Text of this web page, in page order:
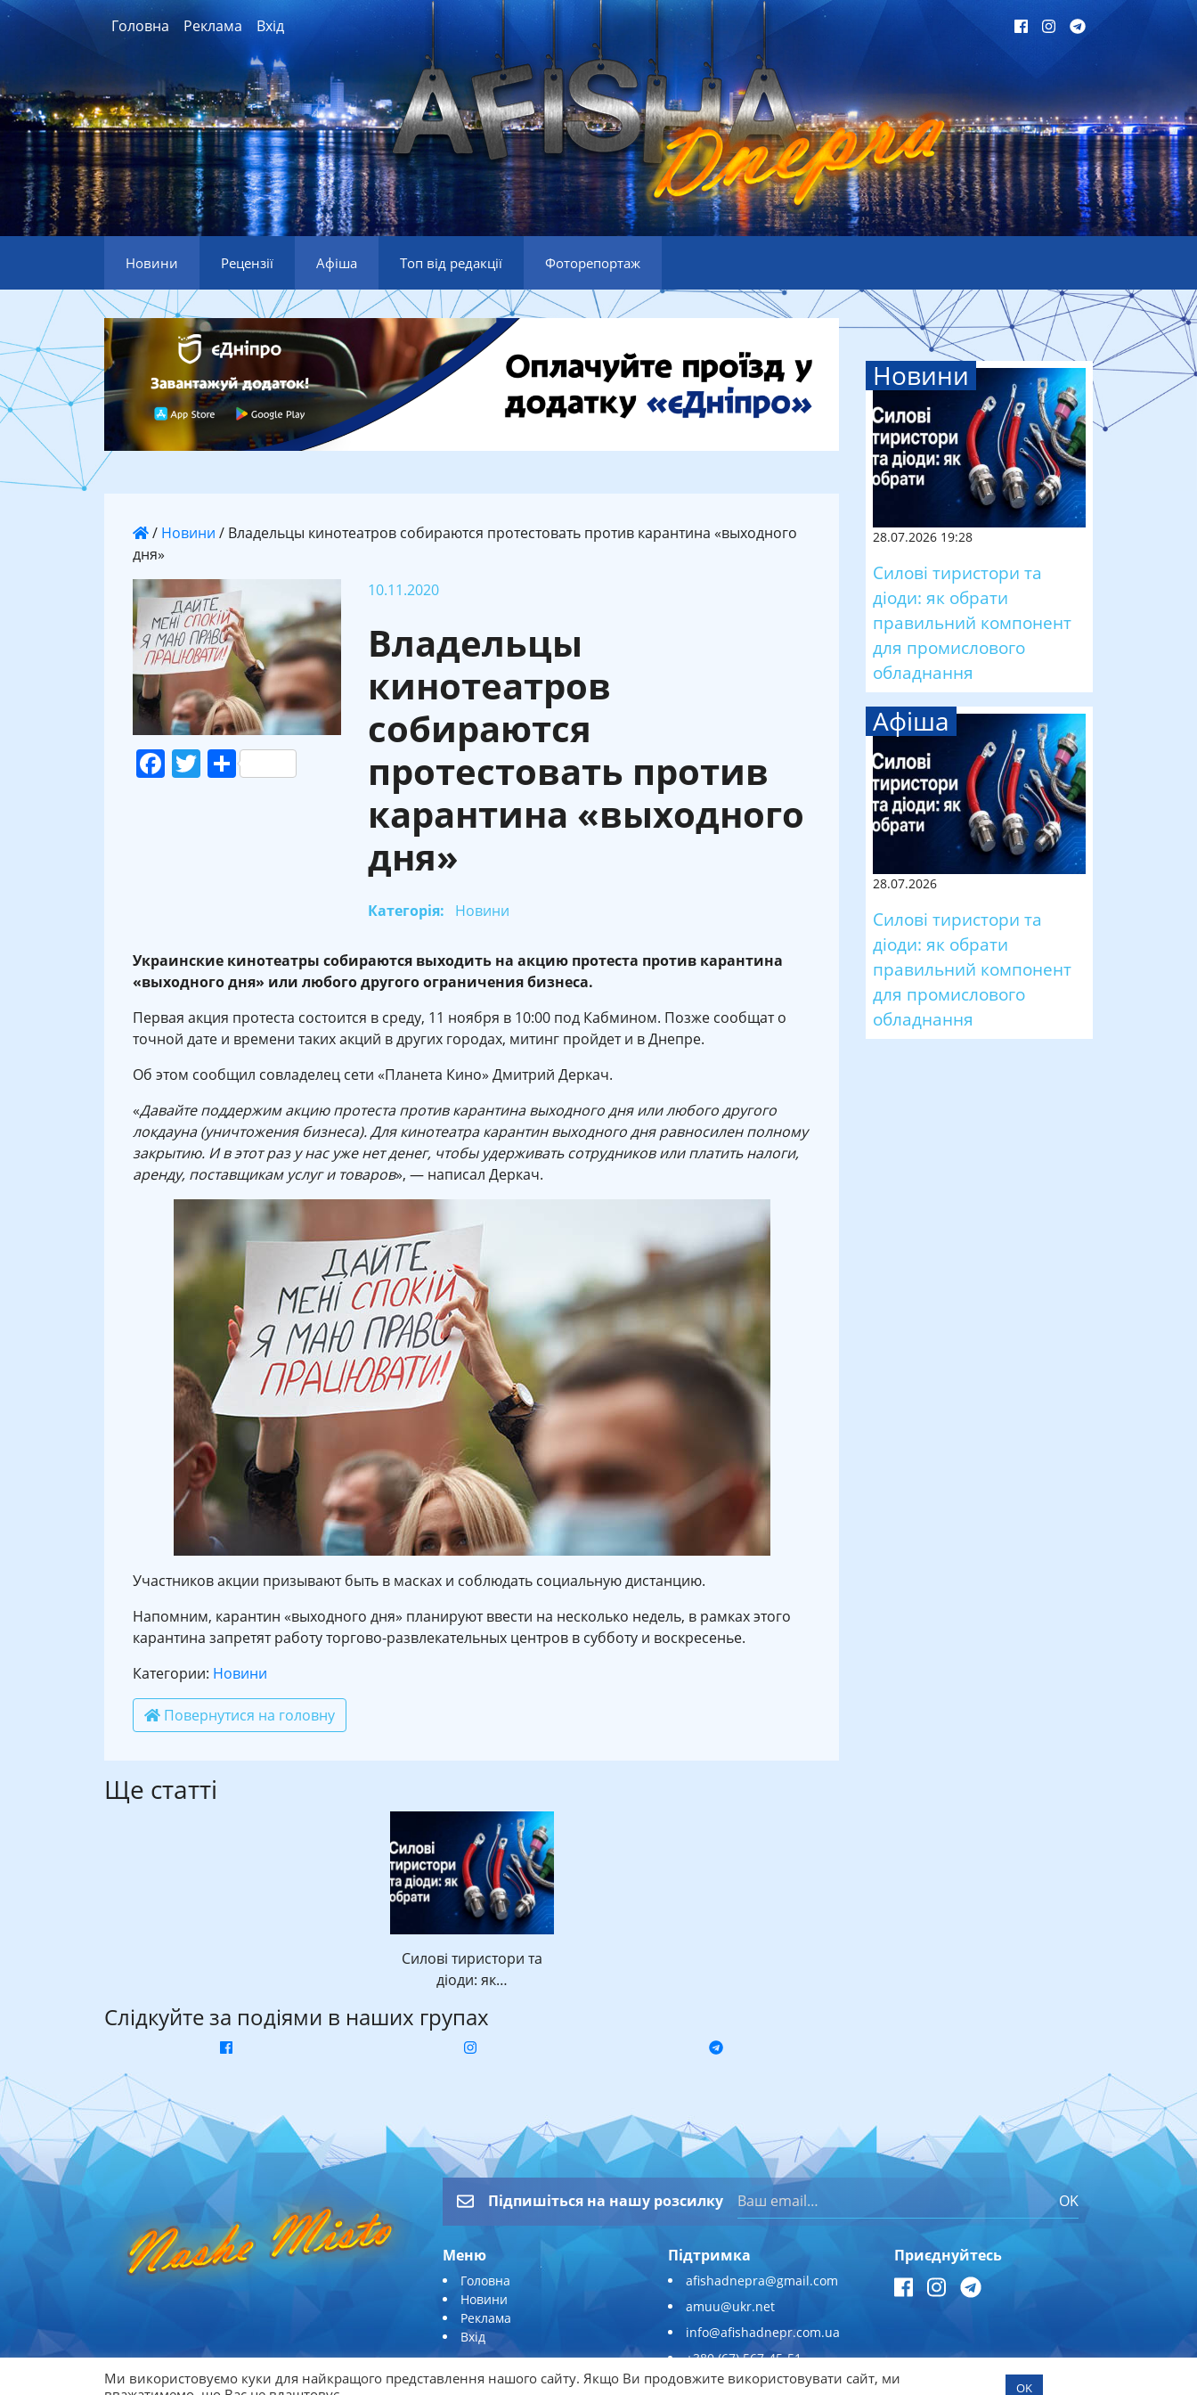
Головна Реклама Вхід
Новини Рецензії Афіша Топ від редакції Фоторепортаж
/ Новини / Владельцы кинотеатров собираются протестовать против карантина «выходного
дня»
Facebook
Twitter
Поділитися
10.11.2020
Владельцы
кинотеатров
собираются
протестовать против
карантина «выходного
дня»
Категорія: Новини
Украинские кинотеатры собираются выходить на акцию протеста против карантина
«выходного дня» или любого другого ограничения бизнеса.
Первая акция протеста состоится в среду, 11 ноября в 10:00 под Кабмином. Позже сообщат о
точной дате и времени таких акций в других городах, митинг пройдет и в Днепре.
Об этом сообщил совладелец сети «Планета Кино» Дмитрий Деркач.
«Давайте поддержим акцию протеста против карантина выходного дня или любого другого
локдауна (уничтожения бизнеса). Для кинотеатра карантин выходного дня равносилен полному
закрытию. И в этот раз у нас уже нет денег, чтобы удерживать сотрудников или платить налоги,
аренду, поставщикам услуг и товаров», — написал Деркач.
Участников акции призывают быть в масках и соблюдать социальную дистанцию.
Напомним, карантин «выходного дня» планируют ввести на несколько недель, в рамках этого
карантина запретят работу торгово-развлекательных центров в субботу и воскресенье.
Категории: Новини
Повернутися на головну
Ще статті
Силові тиристори та
діоди: як…
Слідкуйте за подіями в наших групах
Новини
28.07.2026 19:28
Силові тиристори та
діоди: як обрати
правильний компонент
для промислового
обладнання
Афіша
28.07.2026
Силові тиристори та
діоди: як обрати
правильний компонент
для промислового
обладнання
Підпишіться на нашу розсилку OK
Меню
Головна
Новини
Реклама
Вхід
Підтримка
afishadnepra@gmail.com
amuu@ukr.net
info@afishadnepr.com.ua
+380 (67) 567-45-51
Приєднуйтесь
© 2026Афіша Дніпра
Ми використовуємо куки для найкращого представлення нашого сайту. Якщо Ви продовжите використовувати сайт, ми
OK